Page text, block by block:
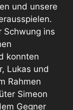
und unsere
Schwung ins
konnten
Lukas und
Rahmen
Simeon
Gegner